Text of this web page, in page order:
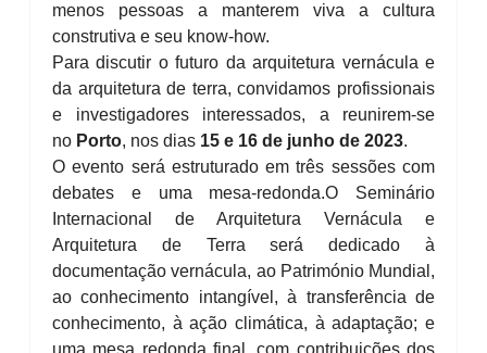
menos pessoas a manterem viva a cultura
construtiva e seu know-how.
Para discutir o futuro da arquitetura vernácula e
da arquitetura de terra, convidamos profissionais
e investigadores interessados, a reunirem-se
no Porto, nos dias 15 e 16 de junho de 2023.
O evento será estruturado em três sessões com
debates e uma mesa-redonda.O Seminário
Internacional de Arquitetura Vernácula e
Arquitetura de Terra será dedicado à
documentação vernácula, ao Património Mundial,
ao conhecimento intangível, à transferência de
conhecimento, à ação climática, à adaptação; e